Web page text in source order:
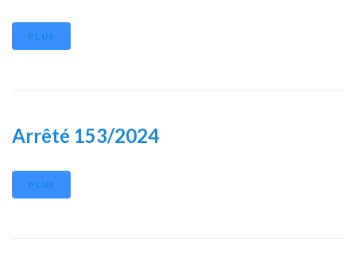
PLUS
Arrêté 153/2024
PLUS